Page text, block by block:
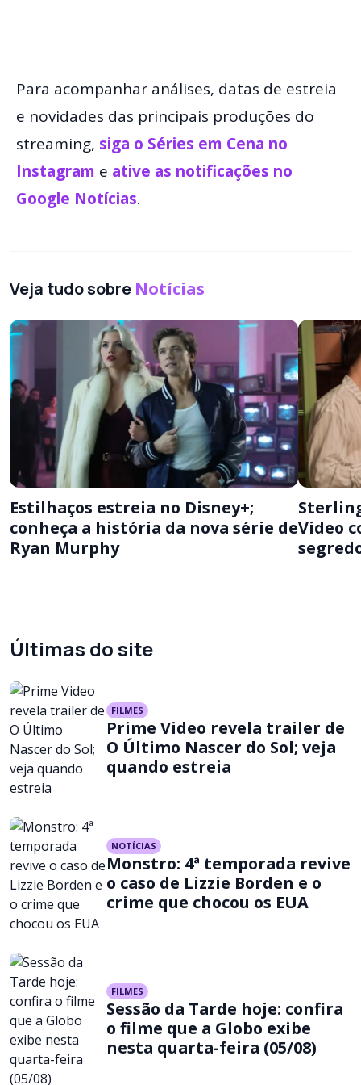
Para acompanhar análises, datas de estreia
e novidades das principais produções do
streaming, siga o Séries em Cena no
Instagram e ative as notificações no
Google Notícias.
Veja tudo sobre Notícias
Estilhaços estreia no Disney+;
conheça a história da nova série de
Ryan Murphy
Video
Últimas do site
FILMES
Prime Video revela trailer de
O Último Nascer do Sol; veja
quando estreia
NOTÍCIAS
Monstro: 4ª temporada revive
o caso de Lizzie Borden e o
crime que chocou os EUA
FILMES
Sessão da Tarde hoje: confira
o filme que a Globo exibe
nesta quarta-feira (05/08)